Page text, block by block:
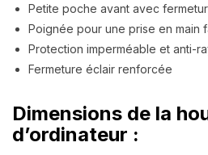
Petite poche avant avec
Poignée pour une prise en main
Protection imperméable et anti-
Fermeture éclair renforcée
Dimensions de la
d’ordinateur :